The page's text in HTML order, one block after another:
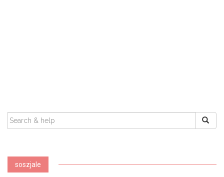
SEARCH
FOR:
soszjale